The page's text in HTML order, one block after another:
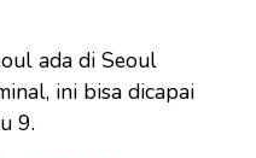
ada di Seoul
ini bisa dicapai
9.